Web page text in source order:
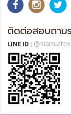
ติดต่อสอบถาม
LINE ID : @siamlatex